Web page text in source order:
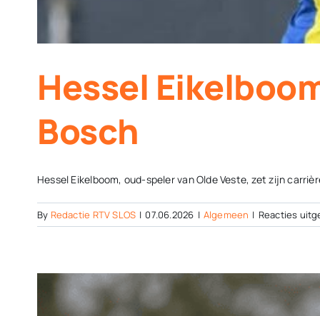
Hessel
Bosch
Hessel Eikelboom, oud-speler van Olde Veste, zet zijn
By Redactie RTV SLOS | 07.06.2026 | Algemeen | Reacties